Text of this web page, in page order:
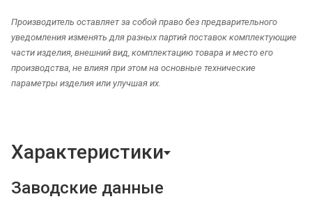
Производитель оставляет за собой право без предварительного
уведомления изменять для разных партий поставок комплектующие
части изделия, внешний вид, комплектацию товара и место его
производства, не влияя при этом на основные технические
параметры изделия или улучшая их.
Характеристики
Заводские данные